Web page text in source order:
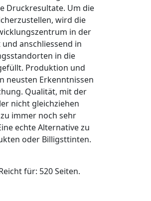
Druckresultate. Um die
wird die
in der
anschliessend in
in die
Produktion und
neusten Erkenntnissen
Qualität, mit der
nicht gleichziehen
immer noch sehr
echte Alternative zu
oder Billigsttinten.
für: 520 Seiten.